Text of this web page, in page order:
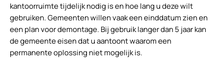
kantoorruimte tijdelijk nodig is en hoe lang u deze wilt
gebruiken. Gemeenten willen vaak een einddatum zien en
een plan voor demontage. Bij gebruik langer dan 5 jaar kan
de gemeente eisen dat u aantoont waarom een
permanente oplossing niet mogelijk is.